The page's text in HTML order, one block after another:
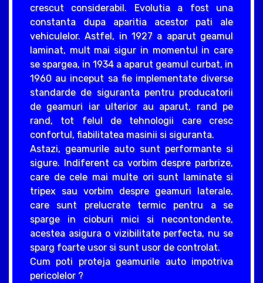
crescut considerabil. Evolutia a fost una
constanta dupa aparitia acestor pati ale
vehiculelor. Astfel, in 1927 a aparut geamul
laminat, mult mai sigur in momentul in care
se spargea, in 1934 a aparut geamul curbat, in
1960 au inceput sa fie implementate diverse
standarde de siguranta pentru producatorii
de geamuri iar ulterior au aparut, rand pe
rand, tot felul de tehnologii care cresc
confortul, fiabilitatea masinii si siguranta.
Astazi, geamurile auto sunt performante si
sigure. Indiferent ca vorbim despre parbrize,
care de cele mai multe ori sunt laminate si
tripex sau vorbim despre geamuri laterale,
care sunt prelucrate termic pentru a se
sparge in cioburi mici si necontondente,
acestea asigura o vizibilitate perfecta, nu se
sparg foarte usor si sunt usor de controlat.
Cum poti proteja geamurile auto impotriva
pericolelor ?